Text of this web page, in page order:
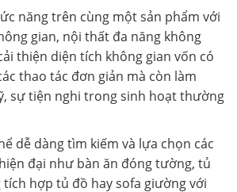
năng trên cùng một sản phẩm với
gian, nội thất đa năng không
thiện diện tích không gian vốn có
thao tác đơn giản mà còn làm
sự tiện nghi trong sinh hoạt thường
dễ dàng tìm kiếm và lựa chọn các
đại như bàn ăn đóng tường, tủ
hợp tủ đồ hay sofa giường với